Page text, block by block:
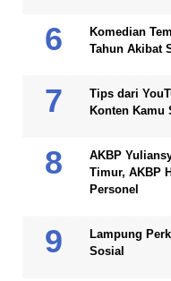
Komedian
Tahun Akibat
Tips dari
Konten Kamu
AKBP
Timur, AKBP
Personel
Lampung
Sosial